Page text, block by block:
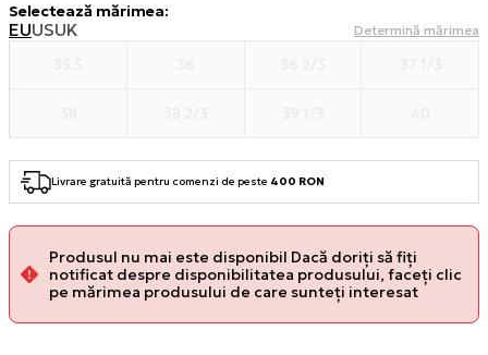
Selectează mărimea:
EUUSUK Determină mărimea
Livrare gratuită pentru comenzi de peste 400 RON
Produsul nu mai este disponibil Dacă doriți să fiți
notificat despre disponibilitatea produsului, faceți clic
pe mărimea produsului de care sunteți interesat